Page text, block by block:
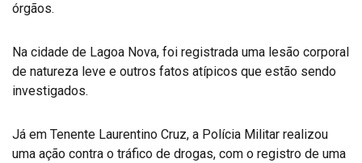
órgãos.
Na cidade de Lagoa Nova, foi registrada uma lesão corporal
de natureza leve e outros fatos atípicos que estão sendo
investigados.
Já em Tenente Laurentino Cruz, a Polícia Militar realizou
uma ação contra o tráfico de drogas, com o registro de uma